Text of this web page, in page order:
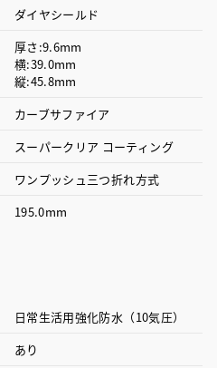
ダイヤシールド
厚さ:9.6mm
横:39.0mm
縦:45.8mm
カーブサファイア
スーパークリア コーティング
ワンプッシュ三つ折れ方式
195.0mm
日常生活用強化防水（10気圧）
あり